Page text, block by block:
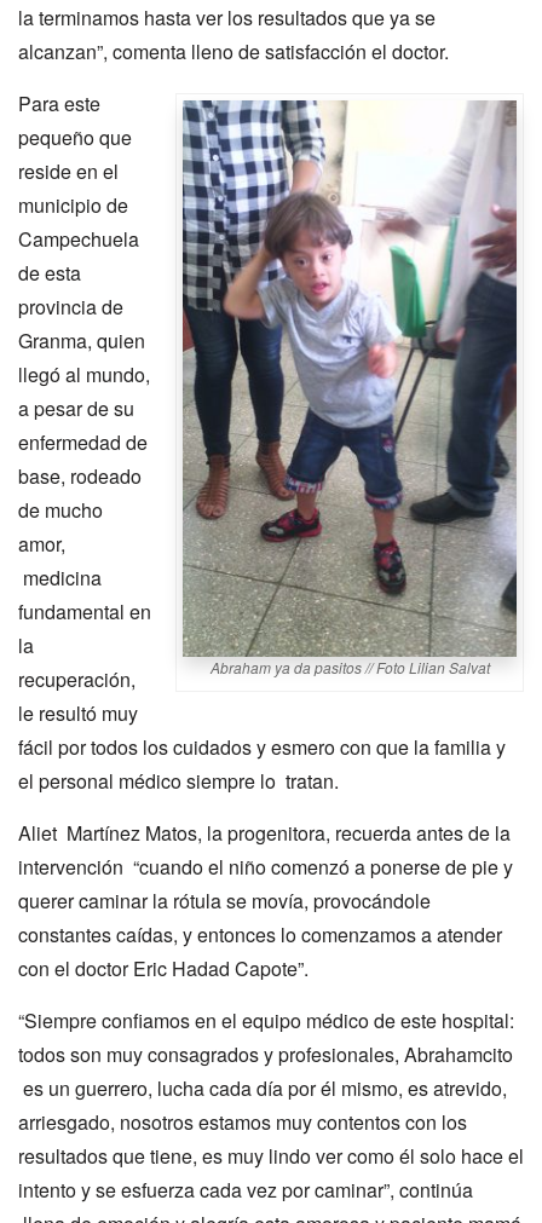
la terminamos hasta ver los resultados que ya se
alcanzan”, comenta lleno de satisfacción el doctor.
Abraham ya da pasitos // Foto Lilian Salvat
Para este
pequeño que
reside en el
municipio de
Campechuela
de esta
provincia de
Granma, quien
llegó al mundo,
a pesar de su
enfermedad de
base, rodeado
de mucho
amor,
medicina
fundamental en
la
recuperación,
le resultó muy
fácil por todos los cuidados y esmero con que la familia y
el personal médico siempre lo tratan.
Aliet Martínez Matos, la progenitora, recuerda antes de la
intervención “cuando el niño comenzó a ponerse de pie y
querer caminar la rótula se movía, provocándole
constantes caídas, y entonces lo comenzamos a atender
con el doctor Eric Hadad Capote”.
“Siempre confiamos en el equipo médico de este hospital:
todos son muy consagrados y profesionales, Abrahamcito
es un guerrero, lucha cada día por él mismo, es atrevido,
arriesgado, nosotros estamos muy contentos con los
resultados que tiene, es muy lindo ver como él solo hace el
intento y se esfuerza cada vez por caminar”, continúa